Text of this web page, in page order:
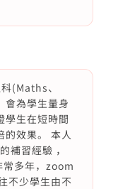
(Maths、
為學生量身
學生在短時間
的效果。 本人
補習經驗 ，
多年，zoom
不少學生由不